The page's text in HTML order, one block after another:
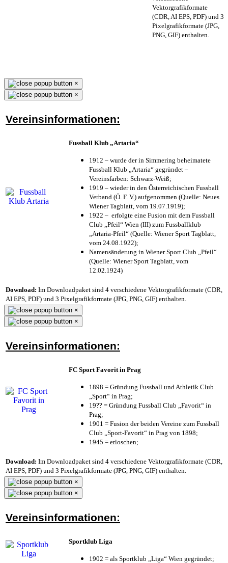
Vektorgrafikformate
(CDR, AI EPS, PDF) und 3
Pixelgrafikformate (JPG,
PNG, GIF) enthalten.
×
×
Vereinsinformationen:
Fussball Klub „Artaria“
1912 – wurde der in Simmering beheimatete
Fussball Klub „Artaria“ gegründet –
Vereinsfarben: Schwarz-Weiß;
1919 – wieder in den Österreichischen Fussball
Verband (Ö. F. V.) aufgenommen (Quelle: Neues
Wiener Tagblatt, vom 19.07.1919);
1922 – erfolgte eine Fusion mit dem Fussball
Club „Pfeil“ Wien (III) zum Fussballklub
„Artaria-Pfeil“ (Quelle: Wiener Sport Tagblatt,
vom 24.08.1922);
Namensänderung in Wiener Sport Club „Pfeil“
(Quelle: Wiener Sport Tagblatt, vom
12.02.1924)
Download: Im Downloadpaket sind 4 verschiedene Vektorgrafikformate (CDR,
AI EPS, PDF) und 3 Pixelgrafikformate (JPG, PNG, GIF) enthalten.
×
×
Vereinsinformationen:
FC Sport Favorit in Prag
1898 = Gründung Fussball und Athletik Club
„Sport“ in Prag;
19?? = Gründung Fussball Club „Favorit“ in
Prag;
1901 = Fusion der beiden Vereine zum Fussball
Club „Sport-Favorit“ in Prag von 1898;
1945 = erloschen;
Download: Im Downloadpaket sind 4 verschiedene Vektorgrafikformate (CDR,
AI EPS, PDF) und 3 Pixelgrafikformate (JPG, PNG, GIF) enthalten.
×
×
Vereinsinformationen:
Sportklub Liga
1902 = als Sportklub „Liga“ Wien gegründet;